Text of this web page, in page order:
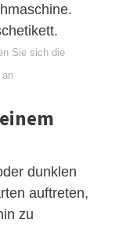
Sie sich die
an
dunklen
auftreten,
zu